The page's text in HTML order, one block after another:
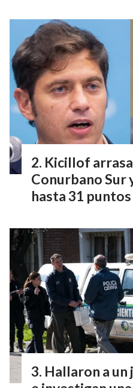
Kicillof
Conurbano Sur
hasta 31
Hallaron a